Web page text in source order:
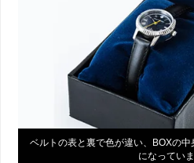
ベルトの表と裏で色が違い、BOXの
になっていま